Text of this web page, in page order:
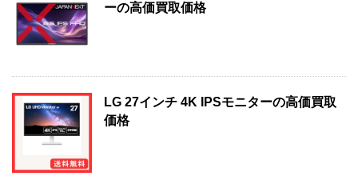
ーの高価買取価格
LG 27インチ 4K IPSモニターの高価買取
価格